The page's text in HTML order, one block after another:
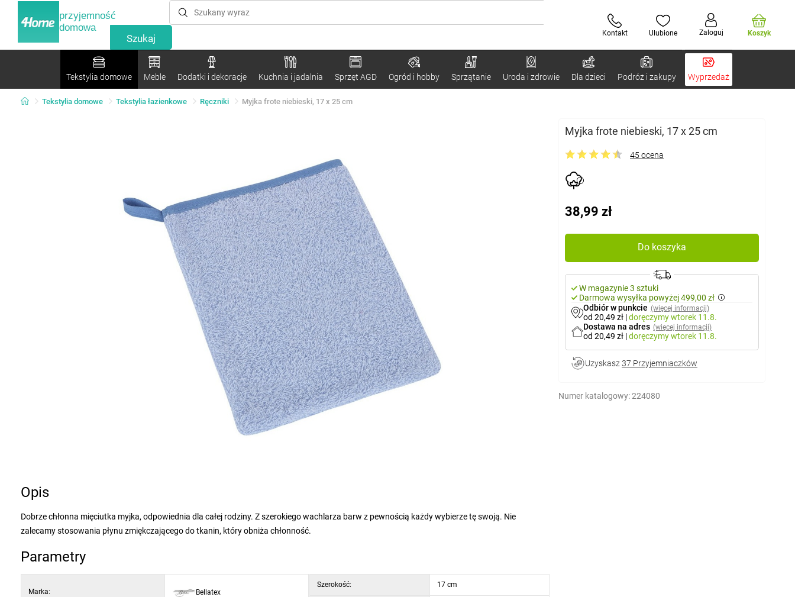
przyjemność
domowa
Kontakt Ulubione Zaloguj Koszyk
Tekstylia domowe Meble Dodatki i dekoracje Kuchnia i jadalnia Sprzęt AGD Ogród i hobby Sprzątanie Uroda i zdrowie Dla dzieci Podróż i zakupy Wyprzedaż
Tekstylia domowe Tekstylia łazienkowe Ręczniki Myjka frote niebieski, 17 x 25 cm
Myjka frote niebieski, 17 x 25 cm
45 ocena
38,99 zł
Do koszyka
W magazynie 3 sztuki
Darmowa wysyłka powyżej 499,00 zł
Odbiór w punkcie (więcej informacji)
od 20,49 zł |doręczymywtorek 11.8.
Dostawa na adres (więcej informacji)
od 20,49 zł |doręczymywtorek 11.8.
Uzyskasz 37 Przyjemniaczków
Numer katalogowy:224080
Opis
Dobrze chłonna mięciutka myjka, odpowiednia dla całej rodziny. Z szerokiego wachlarza barw z pewnością każdy wybierze tę swoją. Nie
zalecamy stosowania płynu zmiękczającego do tkanin, który obniża chłonność.
Parametry
Marka: Bellatex
Szerokość: 17 cm